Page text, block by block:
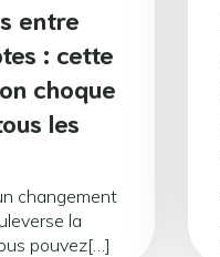
entre
: cette
choque
les
changement
la
pouvez[…]